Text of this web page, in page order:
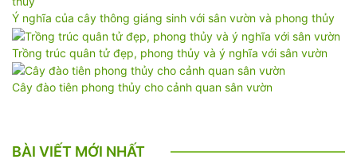
Ý nghĩa của cây thông giáng sinh với sân vườn và phong thủy
Trồng trúc quân tử đẹp, phong thủy và ý nghĩa với sân vườn
Cây đào tiên phong thủy cho cảnh quan sân vườn
BÀI VIẾT MỚI NHẤT